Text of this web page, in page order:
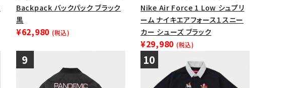
Backpack バックパック ブラック
黒
¥62,980 (税込)
Nike Air Force 1 Low シュプリ
ーム ナイキエアフォース１スニー
カー シューズ ブラック
¥29,980 (税込)